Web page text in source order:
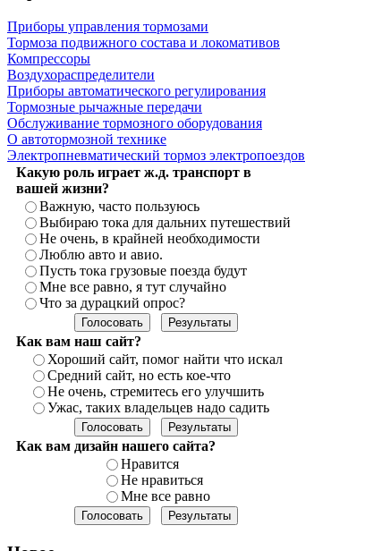
Приборы управления тормозами
Тормоза подвижного состава и локомативов
Компрессоры
Воздухораспределители
Приборы автоматического регулирования
Тормозные рычажные передачи
Обслуживание тормозного оборудования
О автотормозной технике
Электропневматический тормоз электропоездов
Какую роль играет ж.д. транспорт в
вашей жизни?
Важную, часто пользуюсь
Выбираю тока для дальних путешествий
Не очень, в крайней необходимости
Люблю авто и авио.
Пусть тока грузовые поезда будут
Мне все равно, я тут случайно
Что за дурацкий опрос?
Как вам наш сайт?
Хороший сайт, помог найти что искал
Средний сайт, но есть кое-что
Не очень, стремитесь его улучшить
Ужас, таких владельцев надо садить
Как вам дизайн нашего сайта?
Нравится
Не нравиться
Мне все равно